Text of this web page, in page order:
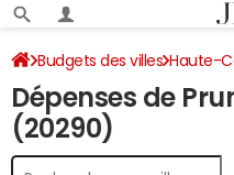
Budgets des villes Haute-
Dépenses 2024
Dépenses de
(20290)